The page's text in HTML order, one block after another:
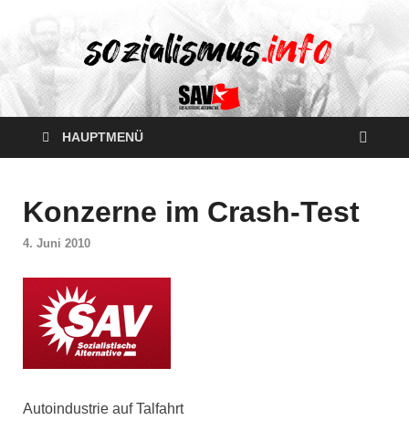
HAUPTMENÜ
Konzerne im Crash-Test
4. Juni 2010
Autoindustrie auf Talfahrt